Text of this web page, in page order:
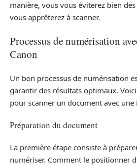
manière, vous vous éviterez bien
vous apprêterez à scanner.
Processus de numérisation
Canon
Un bon processus de numérisation
garantir des résultats optimaux.
pour scanner un document avec
Préparation du document
La première étape consiste à
numériser. Comment le positionner